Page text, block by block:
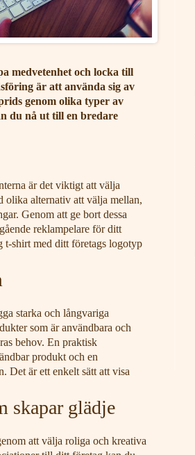
medvetenhet och locka till
är att använda sig av
genom olika typer av
du nå ut till en bredare
är det viktigt att välja
olika alternativ att välja mellan,
Genom att ge bort dessa
reklampelare för ditt
t-shirt med ditt företags logotyp
starka och långvariga
som är användbara och
behov. En praktisk
produkt och en
Det är ett enkelt sätt att visa
skapar glädje
att välja roliga och kreativa